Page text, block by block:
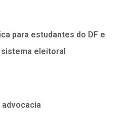
para estudantes do DF e
eleitoral